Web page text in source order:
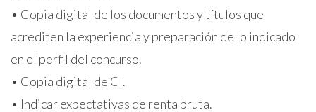
• Copia digital de los documentos y títulos que
acrediten la experiencia y preparación de lo indicado
en el perfil del concurso.
• Copia digital de CI.
• Indicar expectativas de renta bruta.